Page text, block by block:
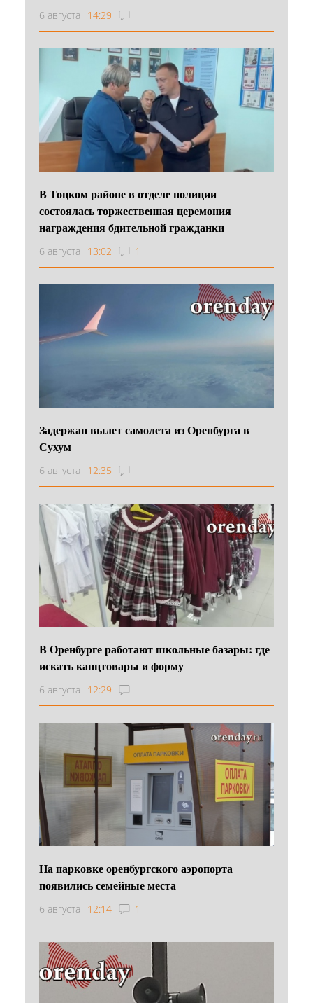
6 августа 14:29
В Тоцком районе в отделе полиции
состоялась торжественная церемония
награждения бдительной гражданки
6 августа 13:02 1
Задержан вылет самолета из Оренбурга в
Сухум
6 августа 12:35
В Оренбурге работают школьные базары: где
искать канцтовары и форму
6 августа 12:29
На парковке оренбургского аэропорта
появились семейные места
6 августа 12:14 1